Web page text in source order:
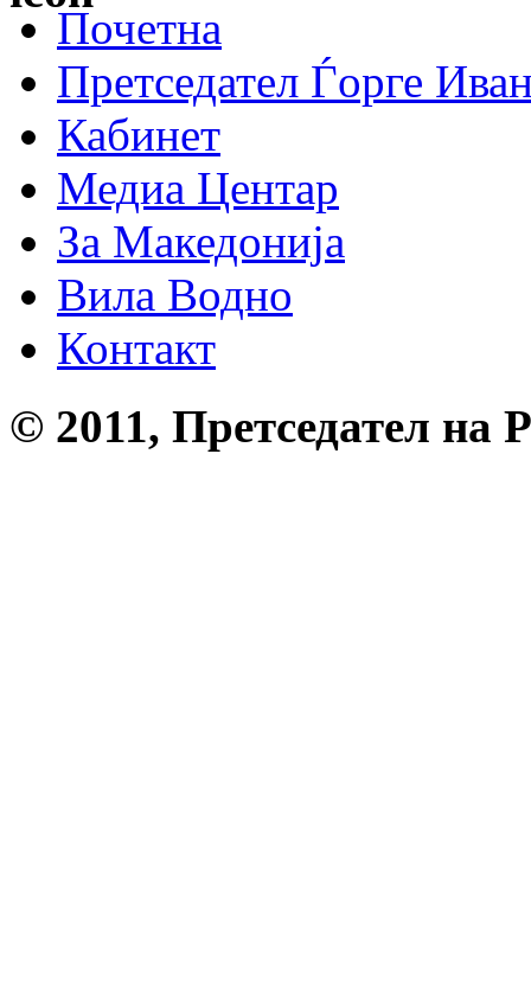
Почетна
Претседател Ѓорге
Кабинет
Медиа Центар
За Македонија
Вила Водно
Контакт
© 2011, Претседател на